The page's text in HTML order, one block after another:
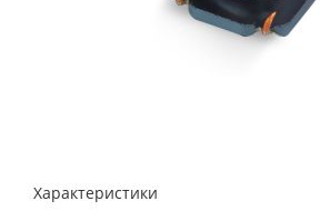
Характеристики